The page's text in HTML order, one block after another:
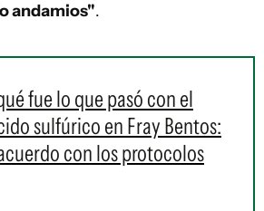
andamios".
fue lo que pasó con el
sulfúrico en Fray Bentos:
con los protocolos